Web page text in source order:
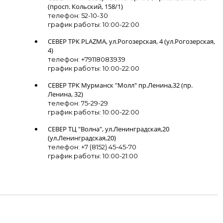
(просп. Кольский, 158/1)
телефон: 52-10-30
график работы: 10:00-22:00
СЕВЕР ТРК PLAZMA, ул.Рогозерская, 4 (ул.Рогозерская,
4)
телефон: +79118083939
график работы: 10:00-22:00
СЕВЕР ТРК Мурманск "Молл" пр.Ленина,32 (пр.
Ленина, 32)
телефон: 75-29-29
график работы: 10:00-22:00
СЕВЕР ТЦ "Волна", ул.Ленинградская,20
(ул.Ленинградская,20)
телефон: +7 (8152) 45-45-70
график работы: 10:00-21:00